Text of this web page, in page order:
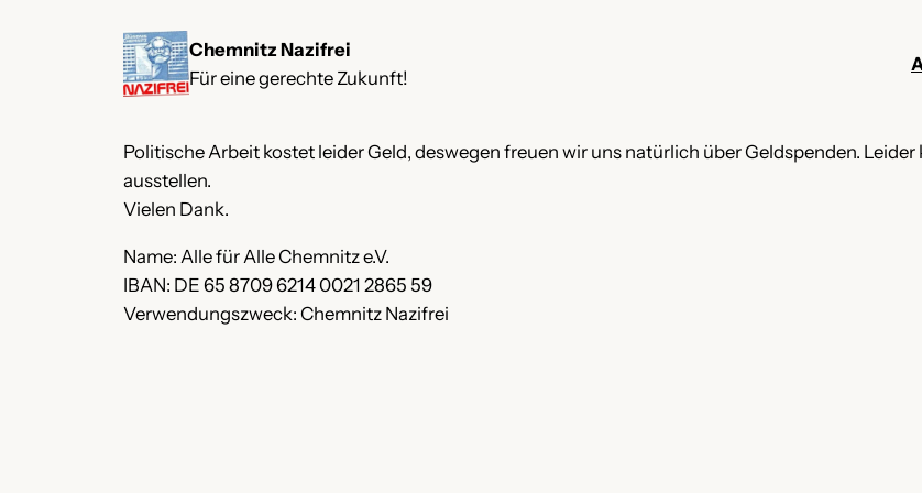
Chemnitz Nazifrei
Für eine gerechte Zukunft!
Politische Arbeit kostet leider Geld, deswegen freuen wir uns natürlich über Geldspenden. Leider
ausstellen.
Vielen Dank.
Name: Alle für Alle Chemnitz e.V.
IBAN: DE 65 8709 6214 0021 2865 59
Verwendungszweck: Chemnitz Nazifrei